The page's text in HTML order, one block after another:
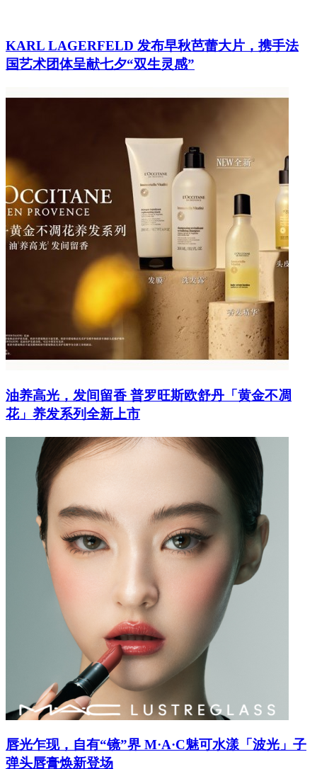
KARL LAGERFELD 发布早秋芭蕾大片，携手法
国艺术团体呈献七夕“双生灵感”
油养高光，发间留香 普罗旺斯欧舒丹「黄金不凋
花」养发系列全新上市
唇光乍现，自有“镜”界 M·A·C魅可水漾「波光」子
弹头唇膏焕新登场